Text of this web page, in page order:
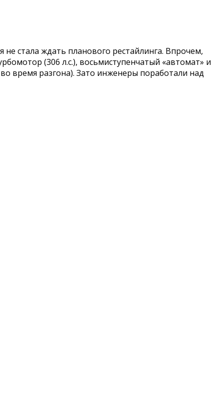
стала ждать планового рестайлинга. Впрочем,
(306 л.с.), восьмиступенчатый «автомат» и
время разгона). Зато инженеры поработали над